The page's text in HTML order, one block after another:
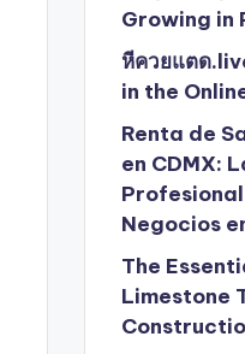
Growing in
หีควยแตด
in the
Renta de
en CDMX:
Profesional
Negocios
The
Limestone